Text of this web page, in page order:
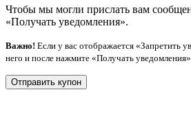
Чтобы мы могли прислать вам
«Получать уведомления».
Важно! Если у вас отображается «Запретить
него и после нажмите «Получать
Отправить купон